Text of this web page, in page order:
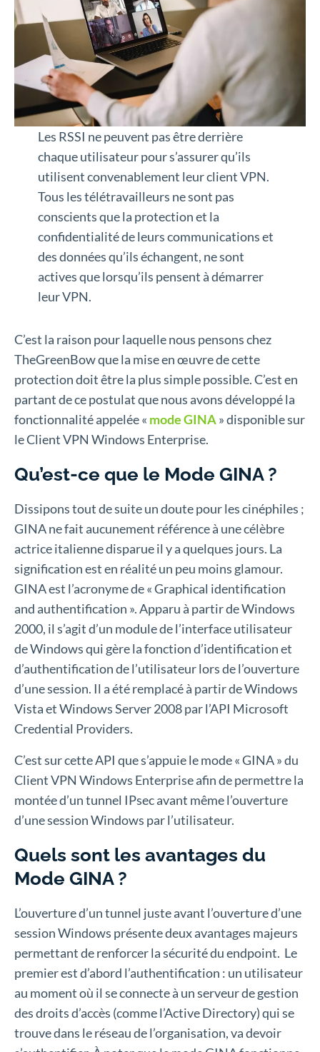
Les RSSI ne peuvent pas être derrière
chaque utilisateur pour s’assurer qu’ils
utilisent convenablement leur client VPN.
Tous les télétravailleurs ne sont pas
conscients que la protection et la
confidentialité de leurs communications et
des données qu’ils échangent, ne sont
actives que lorsqu’ils pensent à démarrer
leur VPN.
C’est la raison pour laquelle nous pensons chez
TheGreenBow que la mise en œuvre de cette
protection doit être la plus simple possible. C’est en
partant de ce postulat que nous avons développé la
fonctionnalité appelée « mode GINA » disponible sur
le Client VPN Windows Enterprise.
Qu’est-ce que le Mode GINA ?
Dissipons tout de suite un doute pour les cinéphiles ;
GINA ne fait aucunement référence à une célèbre
actrice italienne disparue il y a quelques jours. La
signification est en réalité un peu moins glamour.
GINA est l’acronyme de « Graphical identification
and authentification ». Apparu à partir de Windows
2000, il s’agit d’un module de l’interface utilisateur
de Windows qui gère la fonction d’identification et
d’authentification de l’utilisateur lors de l’ouverture
d’une session. Il a été remplacé à partir de Windows
Vista et Windows Server 2008 par l’API Microsoft
Credential Providers.
C’est sur cette API que s’appuie le mode « GINA » du
Client VPN Windows Enterprise afin de permettre la
montée d’un tunnel IPsec avant même l’ouverture
d’une session Windows par l’utilisateur.
Quels sont les avantages du
Mode GINA ?
L’ouverture d’un tunnel juste avant l’ouverture d’une
session Windows présente deux avantages majeurs
permettant de renforcer la sécurité du endpoint. Le
premier est d’abord l’authentification : un utilisateur
au moment où il se connecte à un serveur de gestion
des droits d’accès (comme l’Active Directory) qui se
trouve dans le réseau de l’organisation, va devoir